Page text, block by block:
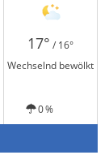
17° / 16°
Wechselnd bewölkt
0 %